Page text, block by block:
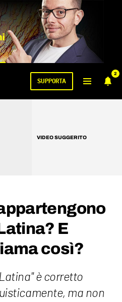
2
SUPPORTA
VIDEO SUGGERITO
E
così?
è corretto
ma non